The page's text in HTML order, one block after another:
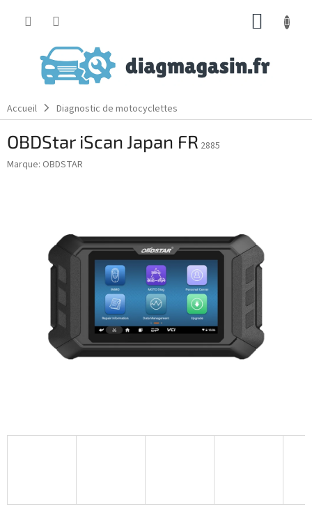
PANIER
Accueil Diagnostic de motocyclettes
OBDStar iScan Japan FR 2885
Marque: OBDSTAR